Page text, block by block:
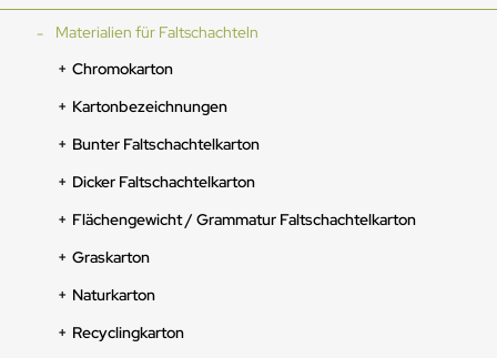
Materialien für Faltschachteln
Chromokarton
Kartonbezeichnungen
Bunter Faltschachtelkarton
Dicker Faltschachtelkarton
Flächengewicht / Grammatur Faltschachtelkarton
Graskarton
Naturkarton
Recyclingkarton